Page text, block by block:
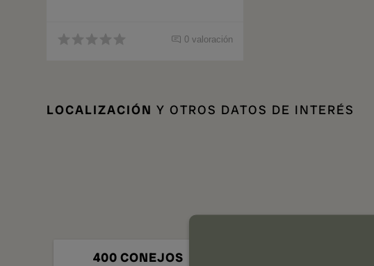
0 valoración
LOCALIZACIÓN Y OTROS DATOS DE INTERÉS
400 CONEJOS